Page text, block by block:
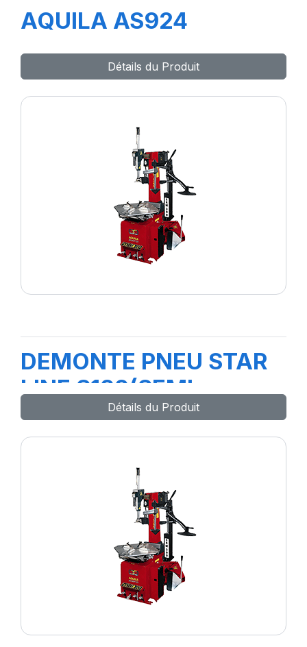
AQUILA AS924
Détails du Produit
DEMONTE PNEU STAR
LINE S122(SEMI
AUTOMATIQUE)
Détails du Produit